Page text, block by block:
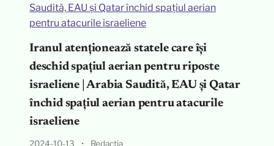
Iranul atenționează statele care își
deschid spațiul aerian pentru riposte
israeliene | Arabia Saudită, EAU și Qatar
închid spațiul aerian pentru atacurile
israeliene
2024-10-13 • Redacția